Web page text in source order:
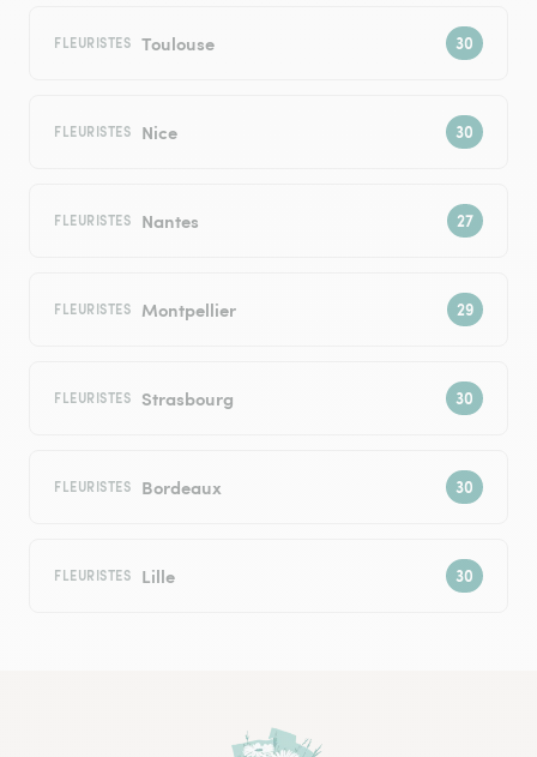
FLEURISTES Toulouse
FLEURISTES Nice
FLEURISTES Nantes
FLEURISTES Montpellier
FLEURISTES Strasbourg
FLEURISTES Bordeaux
FLEURISTES Lille